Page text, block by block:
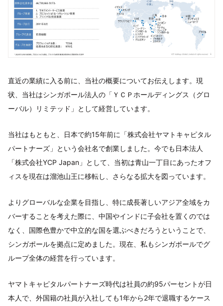
直近の業績に入る前に、当社の概要についてお伝えします。現
状、当社はシンガポール法人の「ＹＣＰホールディングス（グロ
ーバル）リミテッド」として経営しています。
当社はもともと、日本で約15年前に「株式会社ヤマトキャピタル
パートナーズ」という会社名で創業しました。今でも日本法人
「株式会社YCP Japan」として、当初は青山一丁目にあったオフ
ィスを現在は溜池山王に移転し、さらなる拡大を図っています。
よりグローバルな企業を目指し、特に成長著しいアジア全域をカ
バーすることを考えた際に、中国やインドに子会社を置くのでは
なく、国際色豊かで中立的な国を選ぶべきだろうということで、
シンガポールを拠点に定めました。現在、私もシンガポールでグ
ループ全体の経営を行っています。
ヤマトキャピタルパートナーズ時代は社員の約95パーセントが日
本人で、外国籍の社員が入社しても1年から2年で退職するケース